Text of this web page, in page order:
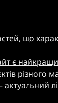
що
є
різного
актуальний